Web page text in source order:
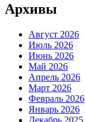
Архивы
Август 2026
Июль 2026
Июнь 2026
Май 2026
Апрель 2026
Март 2026
Февраль 2026
Январь 2026
Декабрь 2025